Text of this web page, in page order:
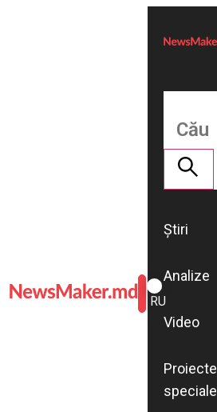
ROMÂNĂ
RU
Știri
Analize
Video
Proiecte
speciale